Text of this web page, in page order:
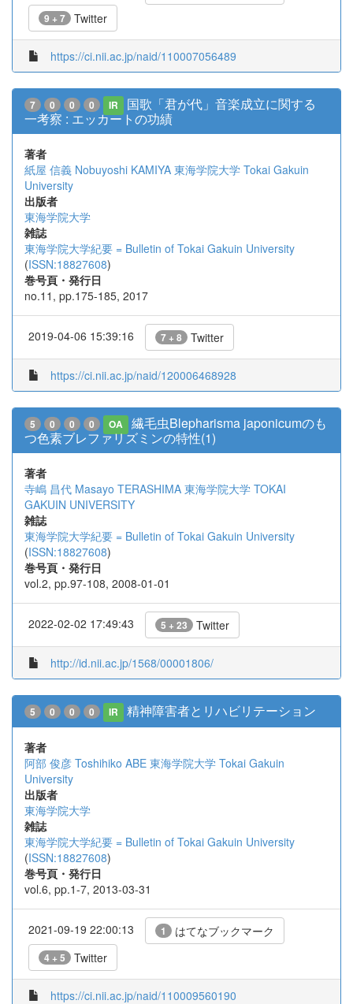
9 + 7 Twitter
https://ci.nii.ac.jp/naid/110007056489
7 0 0 0 IR
国歌「君が代」音楽成立に関する
一考察 : エッカートの功績
著者
紙屋 信義 Nobuyoshi KAMIYA 東海学院大学 Tokai Gakuin
University
出版者
東海学院大学
雑誌
東海学院大学紀要 = Bulletin of Tokai Gakuin University
(ISSN:18827608)
巻号頁・発行日
no.11, pp.175-185, 2017
2019-04-06 15:39:16 7 + 8 Twitter
https://ci.nii.ac.jp/naid/120006468928
5 0 0 0 OA
繊毛虫Blepharisma japonicumのも
つ色素ブレファリズミンの特性(1)
著者
寺嶋 昌代 Masayo TERASHIMA 東海学院大学 TOKAI
GAKUIN UNIVERSITY
雑誌
東海学院大学紀要 = Bulletin of Tokai Gakuin University
(ISSN:18827608)
巻号頁・発行日
vol.2, pp.97-108, 2008-01-01
2022-02-02 17:49:43 5 + 23 Twitter
http://id.nii.ac.jp/1568/00001806/
5 0 0 0 IR 精神障害者とリハビリテーション
著者
阿部 俊彦 Toshihiko ABE 東海学院大学 Tokai Gakuin
University
出版者
東海学院大学
雑誌
東海学院大学紀要 = Bulletin of Tokai Gakuin University
(ISSN:18827608)
巻号頁・発行日
vol.6, pp.1-7, 2013-03-31
2021-09-19 22:00:13 1 はてなブックマーク
4 + 5 Twitter
https://ci.nii.ac.jp/naid/110009560190